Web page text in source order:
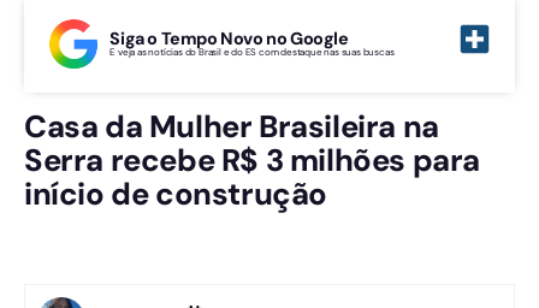
Siga o Tempo Novo no Google
E veja as notícias do Brasil e do ES com destaque nas suas buscas
Casa da Mulher Brasileira na
Serra recebe R$ 3 milhões para
início de construção